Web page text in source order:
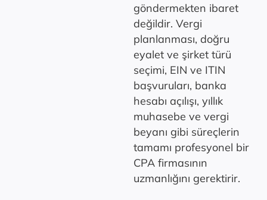
göndermekten ibaret
değildir. Vergi
planlanması, doğru
eyalet ve şirket türü
seçimi, EIN ve ITIN
başvuruları, banka
hesabı açılışı, yıllık
muhasebe ve vergi
beyanı gibi süreçlerin
tamamı profesyonel bir
CPA firmasının
uzmanlığını gerektirir.